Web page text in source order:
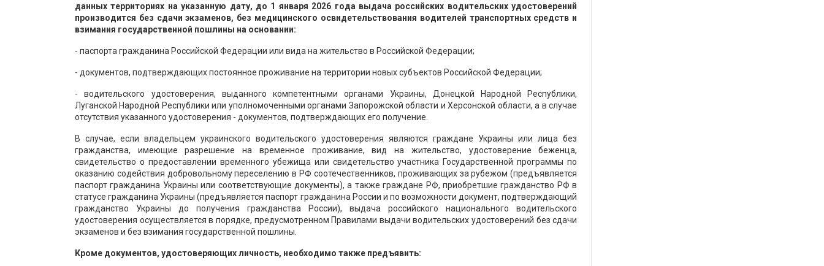
данных территориях на указанную дату, до 1 января 2026 года выдача российских водительских удостоверений
производится без сдачи экзаменов, без медицинского освидетельствования водителей транспортных средств и
взимания государственной пошлины на основании:
- паспорта гражданина Российской Федерации или вида на жительство в Российской Федерации;
- документов, подтверждающих постоянное проживание на территории новых субъектов Российской Федерации;
- водительского удостоверения, выданного компетентными органами Украины, Донецкой Народной Республики,
Луганской Народной Республики или уполномоченными органами Запорожской области и Херсонской области, а в случае
отсутствия указанного удостоверения - документов, подтверждающих его получение.
В случае, если владельцем украинского водительского удостоверения являются граждане Украины или лица без
гражданства, имеющие разрешение на временное проживание, вид на жительство, удостоверение беженца,
свидетельство о предоставлении временного убежища или свидетельство участника Государственной программы по
оказанию содействия добровольному переселению в РФ соотечественников, проживающих за рубежом (предъявляется
паспорт гражданина Украины или соответствующие документы), а также граждане РФ, приобретшие гражданство РФ в
статусе гражданина Украины (предъявляется паспорт гражданина России и по возможности документ, подтверждающий
гражданство Украины до получения гражданства России), выдача российского национального водительского
удостоверения осуществляется в порядке, предусмотренном Правилами выдачи водительских удостоверений без сдачи
экзаменов и без взимания государственной пошлины.
Кроме документов, удостоверяющих личность, необходимо также предъявить: